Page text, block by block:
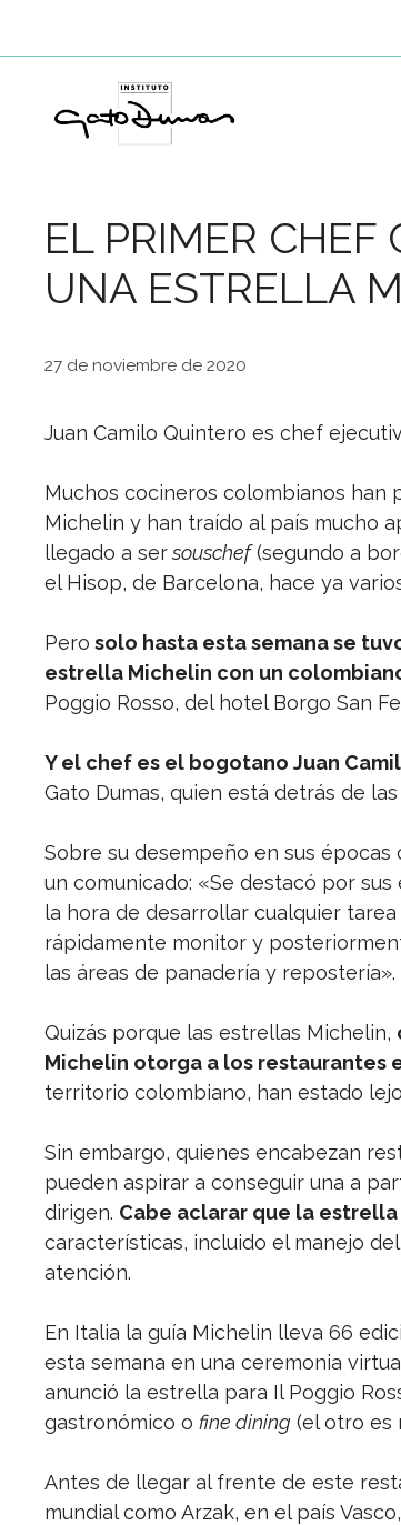
EL PRIMER
UNA ESTRELLA
27 de noviembre de 2020
Juan Camilo Quintero es chef
Muchos cocineros colombianos han
Michelin y han traído al país mucho
llegado a sersouschef(segundo a
el Hisop, de Barcelona, hace ya
Pero solo hasta esta semana se
estrella Michelin con un
Poggio Rosso, del hotel Borgo San
Y el chef es el bogotano Juan
Gato Dumas, quien está detrás de
Sobre su desempeño en sus
un comunicado: «Se destacó por
la hora de desarrollar cualquier
rápidamente monitor y
las áreas de panadería y repostería».
Quizás porque las estrellas Michelin,
Michelin otorga a los restaurantes
territorio colombiano, han estado
Sin embargo, quienes encabezan
pueden aspirar a conseguir una a
dirigen. Cabe aclarar que la
características, incluido el manejo
atención.
En Italia la guía Michelin lleva 66
esta semana en una ceremonia
anunció la estrella para Il Poggio
gastronómico o fine dining (el otro es
Antes de llegar al frente de este
mundial como Arzak, en el país